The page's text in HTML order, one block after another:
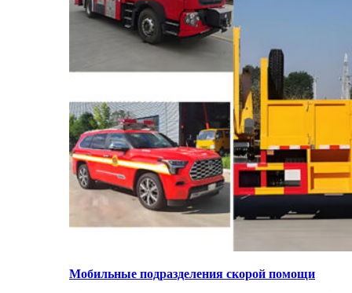
Мобильные подразделения скорой помощи